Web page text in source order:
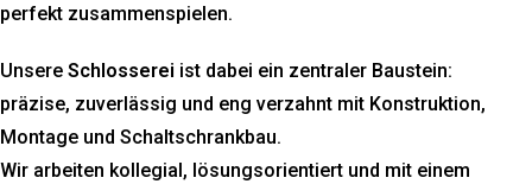
perfekt zusammenspielen.
Unsere Schlosserei ist dabei ein zentraler Baustein:
präzise, zuverlässig und eng verzahnt mit Konstruktion,
Montage und Schaltschrankbau.
Wir arbeiten kollegial, lösungsorientiert und mit einem